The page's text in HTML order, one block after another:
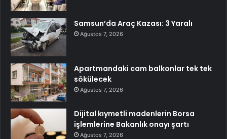
Samsun’da Araç Kazası: 3 Yaralı
Ağustos 7, 2026
Apartmandaki cam balkonlar tek tek
sökülecek
Ağustos 7, 2026
Dijital kıymetli madenlerin Borsa
işlemlerine Bakanlık onayı şartı
Ağustos 7, 2026